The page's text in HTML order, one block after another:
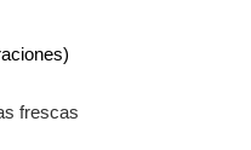
frescas